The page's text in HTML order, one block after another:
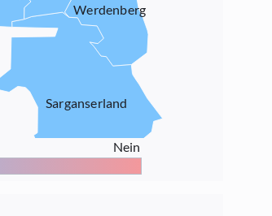
Sarganserland
Werdenberg
Nein